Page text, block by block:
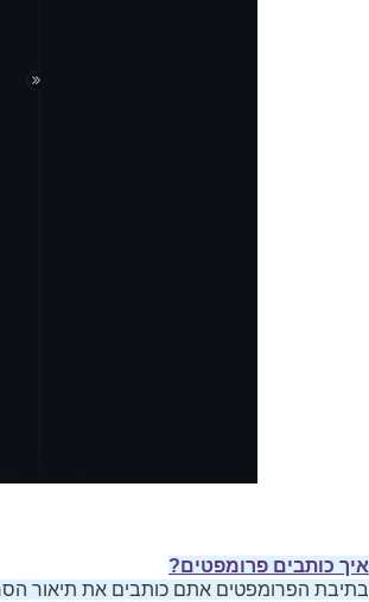
איך כותבים פרומפטים?
בתיבת הפרומפטים אתם כותבים את תיאור